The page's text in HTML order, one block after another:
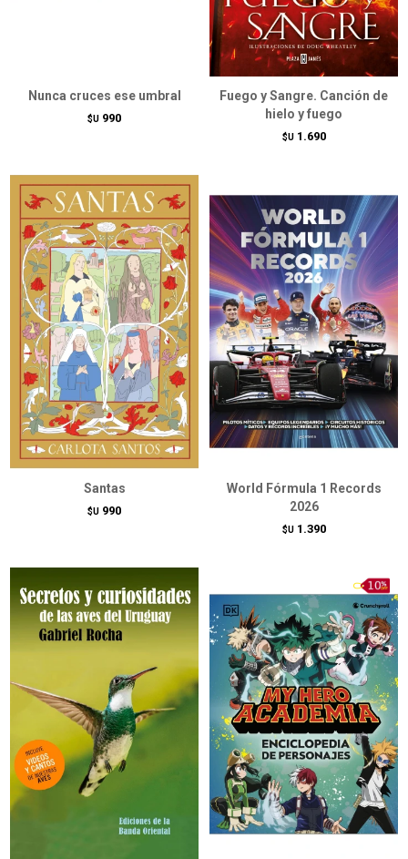
Nunca cruces ese umbral
$U 990
Fuego y Sangre. Canción de
hielo y fuego
$U 1.690
Santas
$U 990
World Fórmula 1 Records
2026
$U 1.390